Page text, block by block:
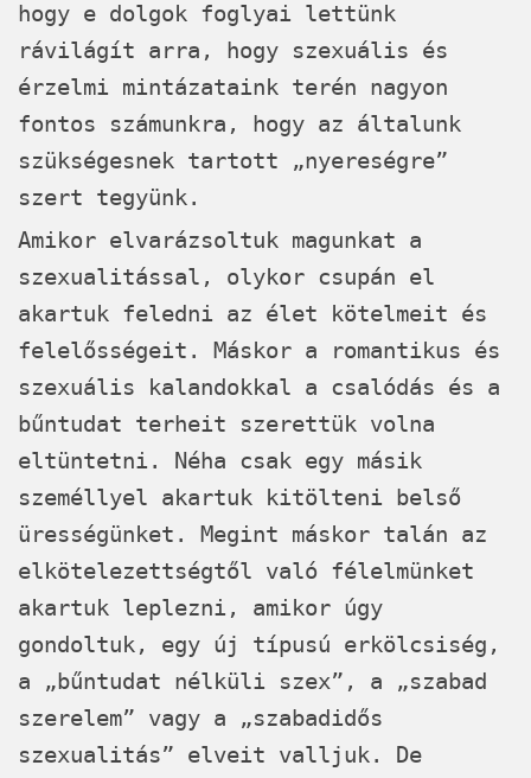
hogy e dolgok foglyai lettünk
rávilágít arra, hogy szexuális és
érzelmi mintázataink terén nagyon
fontos számunkra, hogy az általunk
szükségesnek tartott „nyereségre”
szert tegyünk.
Amikor elvarázsoltuk magunkat a
szexualitással, olykor csupán el
akartuk feledni az élet kötelmeit és
felelősségeit. Máskor a romantikus és
szexuális kalandokkal a csalódás és a
bűntudat terheit szerettük volna
eltüntetni. Néha csak egy másik
személlyel akartuk kitölteni belső
ürességünket. Megint máskor talán az
elkötelezettségtől való félelmünket
akartuk leplezni, amikor úgy
gondoltuk, egy új típusú erkölcsiség,
a „bűntudat nélküli szex”, a „szabad
szerelem” vagy a „szabadidős
szexualitás” elveit valljuk. De